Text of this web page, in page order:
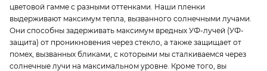
цветовой гамме с разными оттенками. Наши пленки
выдерживают максимум тепла, вызванного солнечными лучами.
Они способны задерживать максимум вредных УФ-лучей (УФ-
защита) от проникновения через стекло, а также защищает от
помех, вызванных бликами, с которыми мы сталкиваемся через
солнечные лучи на максимальном уровне. Кроме того, вы